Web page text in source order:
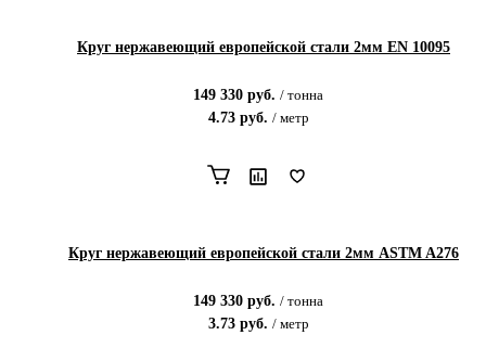
Круг нержавеющий европейской стали 2мм EN 10095
149 330 руб. / тонна
4.73руб. / метр
Круг нержавеющий европейской стали 2мм ASTM A276
149 330 руб. / тонна
3.73руб. / метр